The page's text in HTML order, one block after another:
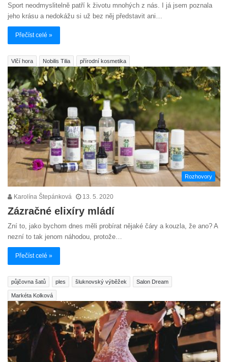
Sport neodmyslitelně patří k životu mnohých z nás. I já jsem poznala
jeho krásu a nedokážu si už bez něj představit ani…
Přečíst celé »
Vlčí hora Nobilis Tilia přírodní kosmetika
Rozhovory
Karolína Štepánková 13. 5. 2020
Zázračné elixíry mládí
Zní to, jako bychom dnes měli probírat nějaké čáry a kouzla, že ano? A
nezní to tak jenom náhodou, protože…
Přečíst celé »
půjčovna šatů ples šluknovský výběžek Salon Dream
Markéta Kolková